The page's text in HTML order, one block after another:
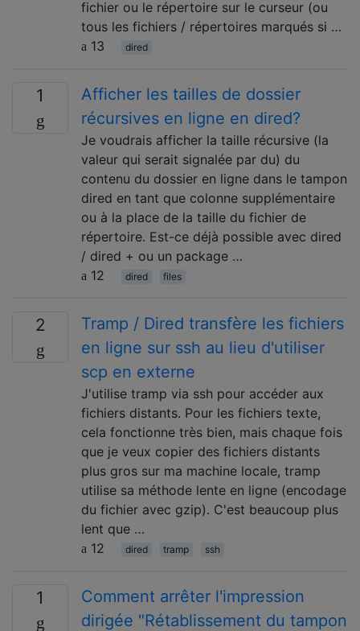
fichier ou le répertoire sur le curseur (ou
tous les fichiers / répertoires marqués si …
13
dired
1
Afficher les tailles de dossier
récursives en ligne en dired?
Je voudrais afficher la taille récursive (la
valeur qui serait signalée par du) du
contenu du dossier en ligne dans le tampon
dired en tant que colonne supplémentaire
ou à la place de la taille du fichier de
répertoire. Est-ce déjà possible avec dired
/ dired + ou un package …
12
dired files
2
Tramp / Dired transfère les fichiers
en ligne sur ssh au lieu d'utiliser
scp en externe
J'utilise tramp via ssh pour accéder aux
fichiers distants. Pour les fichiers texte,
cela fonctionne très bien, mais chaque fois
que je veux copier des fichiers distants
plus gros sur ma machine locale, tramp
utilise sa méthode lente en ligne (encodage
du fichier avec gzip). C'est beaucoup plus
lent que …
12
dired tramp ssh
1
Comment arrêter l'impression
dirigée "Rétablissement du tampon